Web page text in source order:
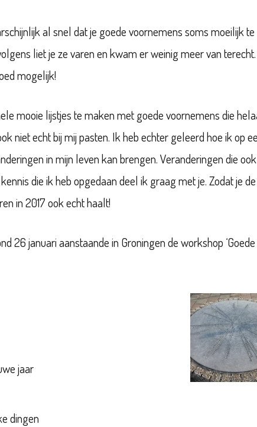
al snel dat je goede voornemens soms moeilijk te
liet je ze varen en kwam er weinig meer van terecht.
mogelijk!
mooie lijstjes te maken met goede voornemens die
niet echt bij mij pasten. Ik heb echter geleerd hoe ik op
in mijn leven kan brengen. Veranderingen die
die ik heb opgedaan deel ik graag met je. Zodat je de
in 2017 ook echt haalt!
26 januari aanstaande in Groningen de workshop ‘Goede
jaar
dingen